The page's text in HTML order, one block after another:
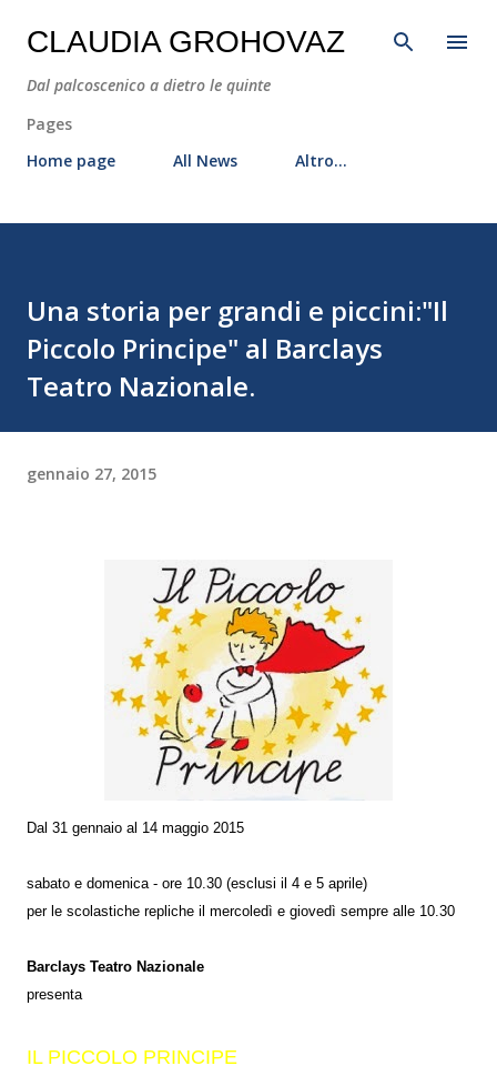
Passa ai contenuti principali
CLAUDIA GROHOVAZ
Dal palcoscenico a dietro le quinte
Pages
Home page
All News Altro…
Una storia per grandi e piccini:"Il
Piccolo Principe" al Barclays
Teatro Nazionale.
gennaio 27, 2015
Dal 31 gennaio al 14 maggio 2015
sabato e domenica - ore 10.30 (esclusi il 4 e 5 aprile)
per le scolastiche repliche il mercoledì e giovedì sempre alle 10.30
Barclays Teatro Nazionale
presenta
IL PICCOLO PRINCIPE